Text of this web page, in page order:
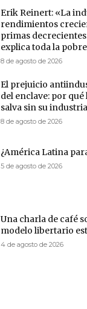
Erik Reinert: «La
rendimientos
primas
explica toda la
8 de agosto de 2026
El prejuicio
del enclave: por
salva sin su industria
8 de agosto de 2026
¿América Latina
5 de agosto de 2026
Una charla de café
modelo libertario
4 de agosto de 2026